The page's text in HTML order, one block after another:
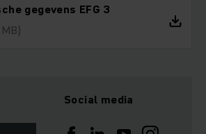
gegevens EFG 3
MB)
Social media